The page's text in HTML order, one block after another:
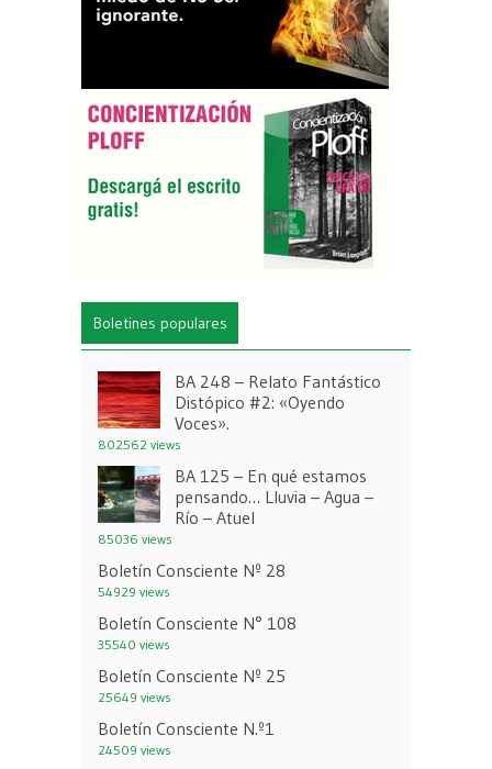
Boletines populares
BA 248 – Relato Fantástico
Distópico #2: «Oyendo
Voces».
802562 views
BA 125 – En qué estamos
pensando… Lluvia – Agua –
Río – Atuel
85036 views
Boletín Consciente Nº 28
54929 views
Boletín Consciente N° 108
35540 views
Boletín Consciente Nº 25
25649 views
Boletín Consciente N.º1
24509 views